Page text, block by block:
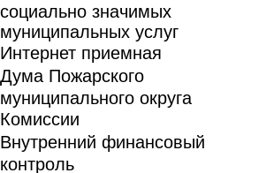
социально значимых
муниципальных услуг
Интернет приемная
Дума Пожарского
муниципального округа
Комиссии
Внутренний финансовый
контроль